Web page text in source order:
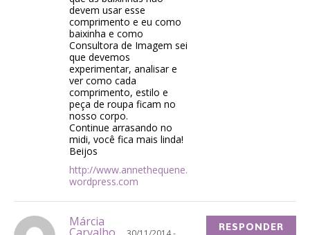
devem usar esse
comprimento e eu como
baixinha e como
Consultora de Imagem sei
que devemos
experimentar, analisar e
ver como cada
comprimento, estilo e
peça de roupa ficam no
nosso corpo.
Continue arrasando no
midi, você fica mais linda!
Beijos
http://www.annethequene.
wordpress.com
Márcia RESPONDER